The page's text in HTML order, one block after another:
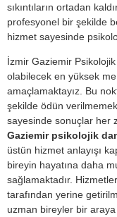
sıkıntıların ortadan
profesyonel bir şekilde
hizmet sayesinde
İzmir Gaziemir
olabilecek en yüksek
amaçlamaktayız. Bu
şekilde ödün
sayesinde sonuçlar her
Gaziemir psikolojik
üstün hizmet anlayışı
bireyin hayatına daha
sağlamaktadır.
tarafından yerine
uzman bireyler bir araya